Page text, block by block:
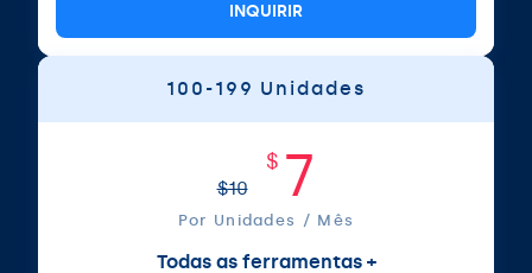
INQUIRIR
100-199 Unidades
$10
$ 7
Por Unidades / Mês
Todas as ferramentas +